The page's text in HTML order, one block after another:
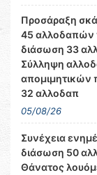
Προσάραξη
45 αλλοδαπών
διάσωση 33
Σύλληψη
απομιμητικών
32 αλλοδαπ
05/08/26
Συνέχεια
διάσωση 50
Θάνατος